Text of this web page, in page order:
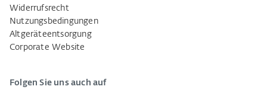
Widerrufsrecht
Nutzungsbedingungen
Altgeräteentsorgung
Corporate Website
Folgen Sie uns auch auf